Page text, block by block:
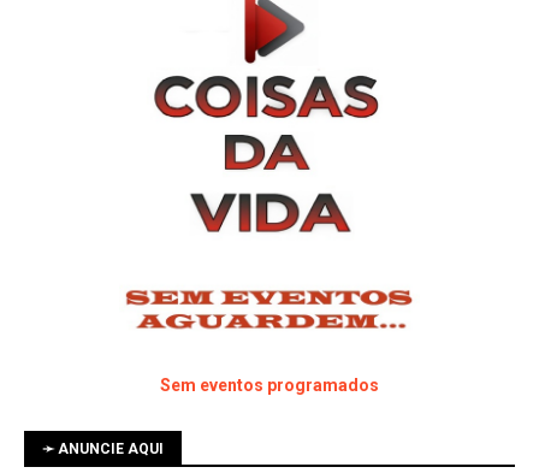
Sem eventos programados
➛ ANUNCIE AQUI